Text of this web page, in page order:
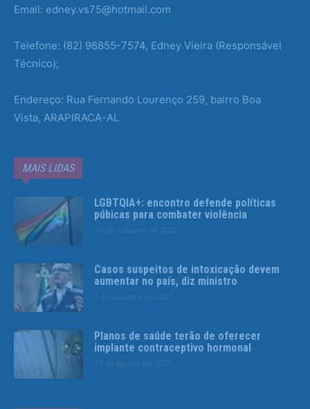
Email: edney.vs75@hotmail.com
Telefone: (82) 98855-7574, Edney Vieira (Responsável
Técnico);
Endereço: Rua Fernando Lourenço 259, bairro Boa
Vista, ARAPIRACA-AL
MAIS LIDAS
LGBTQIA+: encontro defende políticas
púbicas para combater violência
22 de outubro de 2025
Casos suspeitos de intoxicação devem
aumentar no país, diz ministro
1 de outubro de 2025
Planos de saúde terão de oferecer
implante contraceptivo hormonal
13 de agosto de 2025